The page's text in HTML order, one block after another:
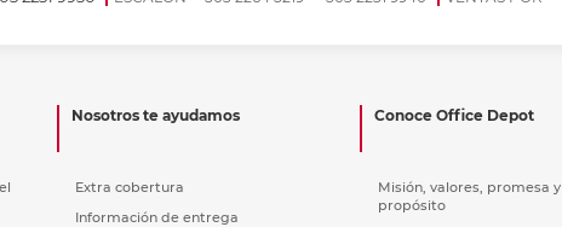
Nosotros te ayudamos
Extra cobertura
Información de entrega
Conoce Office Depot
Misión, valores, promesa y
propósito